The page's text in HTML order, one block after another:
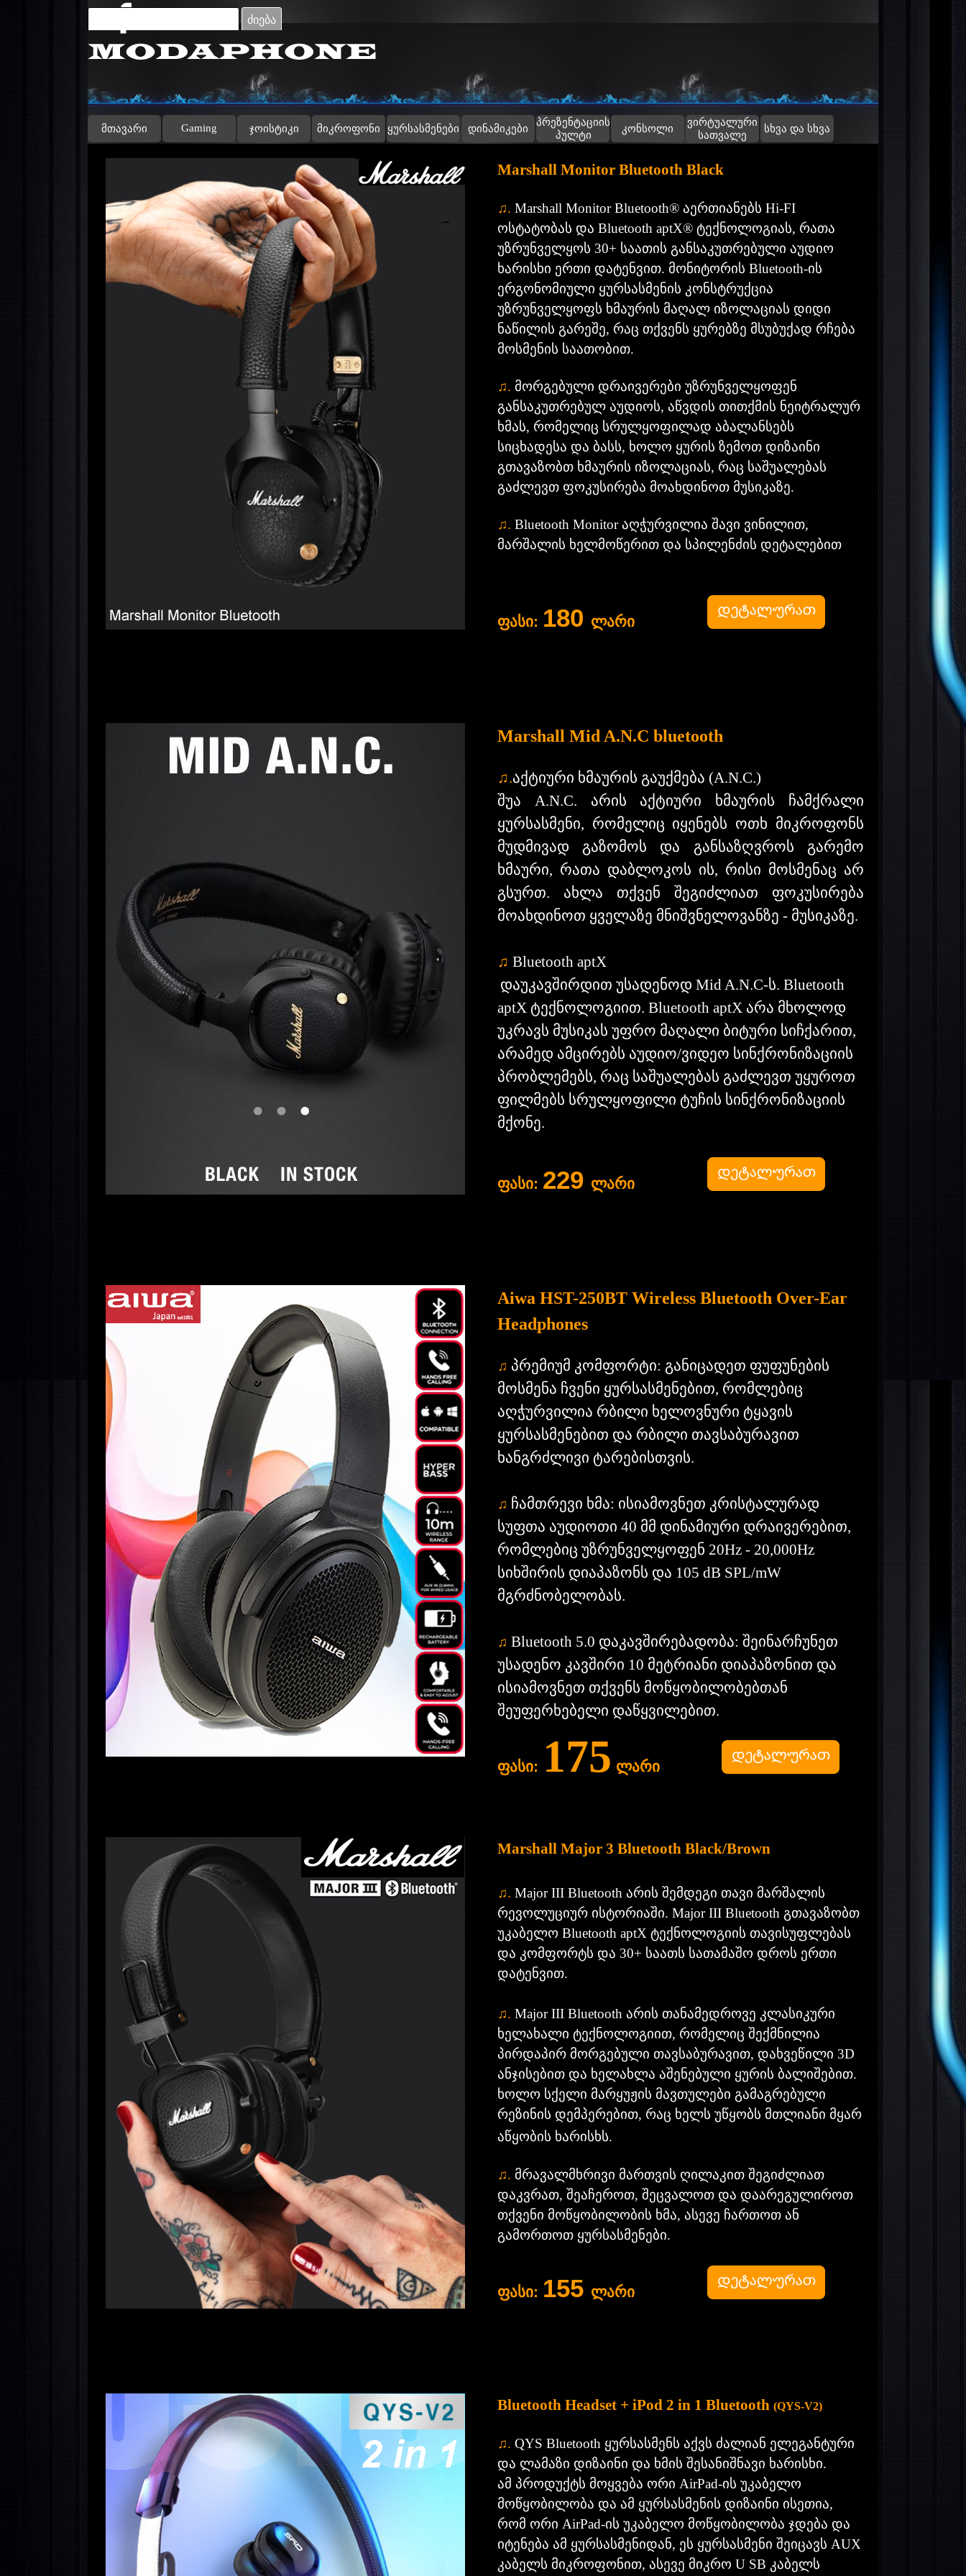
ძიება
Skip menu
მთავარი Gaming ჯოისტიკი მიკროფონი ყურსასმენები ▼
დინამიკები
პრეზენტაციის
პულტი
კონსოლი
ვირტუალური
სათვალე
სხვა და სხვა
Marshall Monitor Bluetooth Black
♫. Marshall Monitor Bluetooth® აერთიანებს Hi-FI
ოსტატობას და Bluetooth aptX® ტექნოლოგიას, რათა
უზრუნველყოს 30+ საათის განსაკუთრებული აუდიო
ხარისხი ერთი დატენვით. მონიტორის Bluetooth-ის
ერგონომიული ყურსასმენის კონსტრუქცია
უზრუნველყოფს ხმაურის მაღალ იზოლაციას დიდი
ნაწილის გარეშე, რაც თქვენს ყურებზე მსუბუქად რჩება
მოსმენის საათობით.
♫. მორგებული დრაივერები უზრუნველყოფენ
განსაკუთრებულ აუდიოს, აწვდის თითქმის ნეიტრალურ
ხმას, რომელიც სრულყოფილად აბალანსებს
სიცხადესა და ბასს, ხოლო ყურის ზემოთ დიზაინი
გთავაზობთ ხმაურის იზოლაციას, რაც საშუალებას
გაძლევთ ფოკუსირება მოახდინოთ მუსიკაზე.
♫. Bluetooth Monitor აღჭურვილია შავი ვინილით,
მარშალის ხელმოწერით და სპილენძის დეტალებით
ფასი: 180 ლარი
Marshall Mid A.N.C bluetooth
♫.აქტიური ხმაურის გაუქმება (A.N.C.)
შუა A.N.C. არის აქტიური ხმაურის ჩამქრალი
ყურსასმენი, რომელიც იყენებს ოთხ მიკროფონს
მუდმივად გაზომოს და განსაზღვროს გარემო
ხმაური, რათა დაბლოკოს ის, რისი მოსმენაც არ
გსურთ. ახლა თქვენ შეგიძლიათ ფოკუსირება
მოახდინოთ ყველაზე მნიშვნელოვანზე - მუსიკაზე.
♫ Bluetooth aptX
დაუკავშირდით უსადენოდ Mid A.N.C-ს. Bluetooth
aptX ტექნოლოგიით. Bluetooth aptX არა მხოლოდ
უკრავს მუსიკას უფრო მაღალი ბიტური სიჩქარით,
არამედ ამცირებს აუდიო/ვიდეო სინქრონიზაციის
პრობლემებს, რაც საშუალებას გაძლევთ უყუროთ
ფილმებს სრულყოფილი ტუჩის სინქრონიზაციის
მქონე.
ფასი: 229 ლარი
Aiwa HST-250BT Wireless Bluetooth Over-Ear
Headphones
♫ პრემიუმ კომფორტი: განიცადეთ ფუფუნების
მოსმენა ჩვენი ყურსასმენებით, რომლებიც
აღჭურვილია რბილი ხელოვნური ტყავის
ყურსასმენებით და რბილი თავსაბურავით
ხანგრძლივი ტარებისთვის.
♫ ჩამთრევი ხმა: ისიამოვნეთ კრისტალურად
სუფთა აუდიოთი 40 მმ დინამიური დრაივერებით,
რომლებიც უზრუნველყოფენ 20Hz - 20,000Hz
სიხშირის დიაპაზონს და 105 dB SPL/mW
მგრძნობელობას.
♫ Bluetooth 5.0 დაკავშირებადობა: შეინარჩუნეთ
უსადენო კავშირი 10 მეტრიანი დიაპაზონით და
ისიამოვნეთ თქვენს მოწყობილობებთან
შეუფერხებელი დაწყვილებით.
ფასი: 175 ლარი
Marshall Major 3 Bluetooth Black/Brown
♫. Major III Bluetooth არის შემდეგი თავი მარშალის
რევოლუციურ ისტორიაში. Major III Bluetooth გთავაზობთ
უკაბელო Bluetooth aptX ტექნოლოგიის თავისუფლებას
და კომფორტს და 30+ საათს სათამაშო დროს ერთი
დატენვით.
♫. Major III Bluetooth არის თანამედროვე კლასიკური
ხელახალი ტექნოლოგიით, რომელიც შექმნილია
პირდაპირ მორგებული თავსაბურავით, დახვეწილი 3D
ანჯისებით და ხელახლა აშენებული ყურის ბალიშებით.
ხოლო სქელი მარყუჟის მავთულები გამაგრებული
რეზინის დემპერებით, რაც ხელს უწყობს მთლიანი მყარ
აწყობის ხარისხს.
♫. მრავალმხრივი მართვის ღილაკით შეგიძლიათ
დაკვრათ, შეაჩეროთ, შეცვალოთ და დაარეგულიროთ
თქვენი მოწყობილობის ხმა, ასევე ჩართოთ ან
გამორთოთ ყურსასმენები.
ფასი: 155 ლარი
Bluetooth Headset + iPod 2 in 1 Bluetooth (QYS-V2)
♫. QYS Bluetooth ყურსასმენს აქვს ძალიან ელეგანტური
და ლამაზი დიზაინი და ხმის შესანიშნავი ხარისხი.
ამ პროდუქტს მოყვება ორი AirPad-ის უკაბელო
მოწყობილობა და ამ ყურსასმენის დიზაინი ისეთია,
რომ ორი AirPad-ის უკაბელო მოწყობილობა ჯდება და
იტენება ამ ყურსასმენიდან, ეს ყურსასმენი შეიცავს AUX
კაბელს მიკროფონით, ასევე მიკრო U SB კაბელს